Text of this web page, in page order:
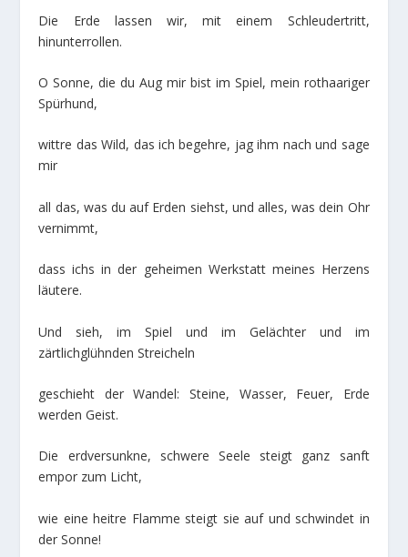
Die Erde lassen wir, mit einem Schleudertritt,
hinunterrollen.
O Sonne, die du Aug mir bist im Spiel, mein rothaariger
Spürhund,
wittre das Wild, das ich begehre, jag ihm nach und sage
mir
all das, was du auf Erden siehst, und alles, was dein Ohr
vernimmt,
dass ichs in der geheimen Werkstatt meines Herzens
läutere.
Und sieh, im Spiel und im Gelächter und im
zärtlichglühnden Streicheln
geschieht der Wandel: Steine, Wasser, Feuer, Erde
werden Geist.
Die erdversunkne, schwere Seele steigt ganz sanft
empor zum Licht,
wie eine heitre Flamme steigt sie auf und schwindet in
der Sonne!